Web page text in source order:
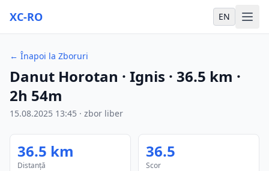
XC-RO EN
← Înapoi la Zboruri
Danut Horotan · Ignis · 36.5 km ·
2h 54m
15.08.2025 13:45 · zbor liber
36.5 km
Distanță
36.5
Scor